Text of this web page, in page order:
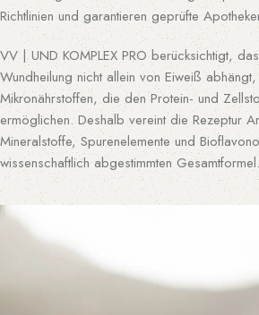
Richtlinien und garantieren geprüfte
VV | UND KOMPLEX PRO berücksichtigt,
Wundheilung nicht allein von Eiweiß
Mikronährstoffen, die den Protein- und
ermöglichen. Deshalb vereint die Rezeptur
Mineralstoffe, Spurenelemente und
wissenschaftlich abgestimmten Gesamtformel.